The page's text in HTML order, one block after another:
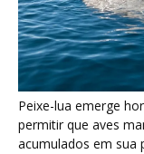
Peixe-lua emerge
permitir que aves
acumulados em sua